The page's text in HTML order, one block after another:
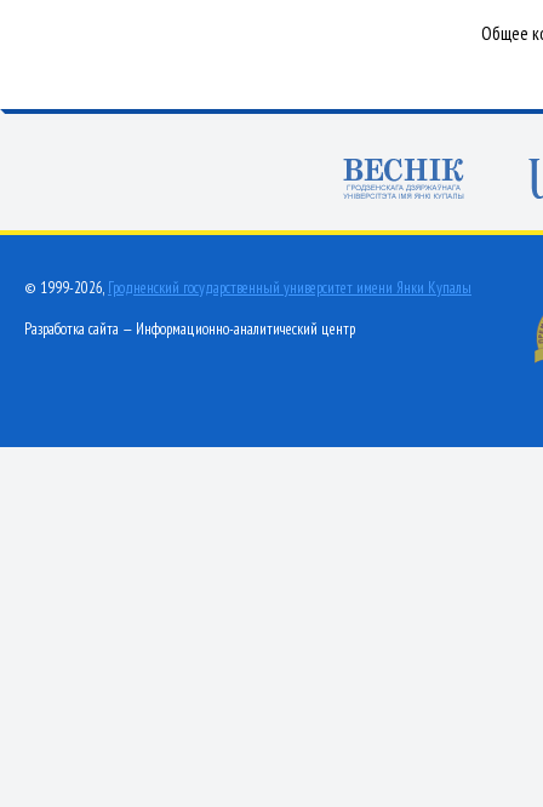
Общее
© 1999-2026, Гродненский государственный университет имени Янки Купалы
Разработка сайта — Информационно-аналитический центр